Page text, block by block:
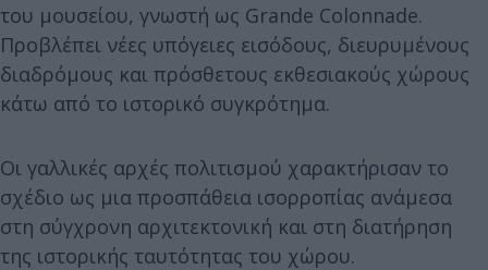
του μουσείου, γνωστή ως Grande Colonnade.
Προβλέπει νέες υπόγειες εισόδους, διευρυμένους
διαδρόμους και πρόσθετους εκθεσιακούς χώρους
κάτω από το ιστορικό συγκρότημα.
Οι γαλλικές αρχές πολιτισμού χαρακτήρισαν το
σχέδιο ως μια προσπάθεια ισορροπίας ανάμεσα
στη σύγχρονη αρχιτεκτονική και στη διατήρηση
της ιστορικής ταυτότητας του χώρου.